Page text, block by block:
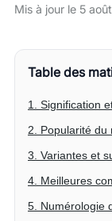
Mis à jour le 5
Table des
1. Signification
2. Popularité du
3. Variantes et
4. Meilleures
5. Numérologie